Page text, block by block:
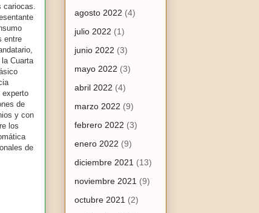
cariocas.
entre
Cuarta
experto
de
y con
los
de
agosto 2022 (4)
julio 2022 (1)
junio 2022 (3)
mayo 2022 (3)
abril 2022 (4)
marzo 2022 (9)
febrero 2022 (3)
enero 2022 (9)
diciembre 2021 (13)
noviembre 2021 (9)
octubre 2021 (2)